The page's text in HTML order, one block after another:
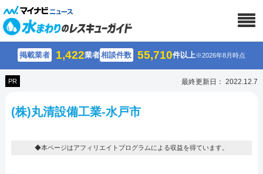
掲載業者 1,422業者相談件数 55,710件以上※2026年8月時点
PR 最終更新日： 2022.12.7
(株)丸清設備工業-水戸市
◆本ページはアフィリエイトプログラムによる収益を得ています。